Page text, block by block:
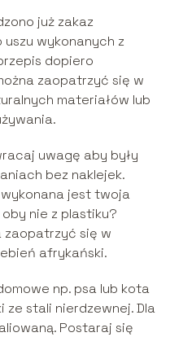
już zakaz
wykonanych z
dopiero
zaopatrzyć się w
materiałów lub
uwagę aby były
bez naklejek.
jest twoja
nie z plastiku?
zaopatrzyć się w
afrykański.
np. psa lub kota
ze stali nierdzewnej. Dla
Postaraj się